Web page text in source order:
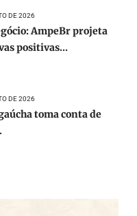
DE 2026
AmpeBr projeta
positivas...
DE 2026
toma conta de